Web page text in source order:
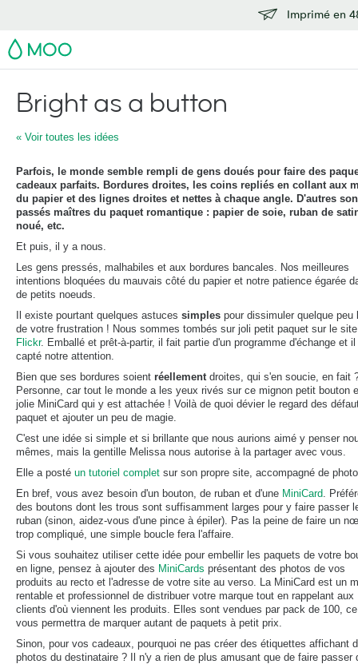
Imprimé en
MOO
Bright as a button
« Voir toutes les idées
Parfois, le monde semble rempli de gens doués pour faire des
cadeaux parfaits. Bordures droites, les coins repliés en collant aux
du papier et des lignes droites et nettes à chaque angle. D'autres
passés maîtres du paquet romantique : papier de soie, ruban de
noué, etc.
Et puis, il y a nous.
Les gens pressés, malhabiles et aux bordures bancales. Nos meilleures
intentions bloquées du mauvais côté du papier et notre patience égarée
de petits noeuds.
Il existe pourtant quelques astuces simples pour dissimuler quelque peu
de votre frustration ! Nous sommes tombés sur joli petit paquet sur le site
Flickr. Emballé et prêt-à-partir, il fait partie d'un programme d'échange et il
capté notre attention.
Bien que ses bordures soient réellementdroites, qui s'en soucie, en fait
Personne, car tout le monde a les yeux rivés sur ce mignon petit bouton
jolie MiniCard qui y est attachée ! Voilà de quoi dévier le regard des
paquet et ajouter un peu de magie.
C'est une idée si simple et si brillante que nous aurions aimé y penser
mêmes, mais la gentille Melissa nous autorise à la partager avec vous.
Elle a posté un tutoriel complet sur son propre site, accompagné de
En bref, vous avez besoin d'un bouton, de ruban et d'une MiniCard.
des boutons dont les trous sont suffisamment larges pour y faire passer
ruban (sinon, aidez-vous d'une pince à épiler). Pas la peine de faire un
trop compliqué, une simple boucle fera l'affaire.
Si vous souhaitez utiliser cette idée pour embellir les paquets de votre
en ligne, pensez à ajouter des MiniCards présentant des photos de vos
produits au recto et l'adresse de votre site au verso. La MiniCard est un
rentable et professionnel de distribuer votre marque tout en rappelant aux
clients d'où viennent les produits. Elles sont vendues par pack de 100,
vous permettra de marquer autant de paquets à petit prix.
Sinon, pour vos cadeaux, pourquoi ne pas créer des étiquettes affichant
photos du destinataire ? Il n'y a rien de plus amusant que de faire passer